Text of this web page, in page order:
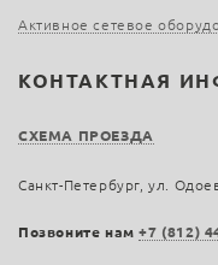
Активное сетевое
КОНТАКТНАЯ
СХЕМА ПРОЕЗДА
Санкт-Петербург, ул.
Позвоните нам+7 (812)